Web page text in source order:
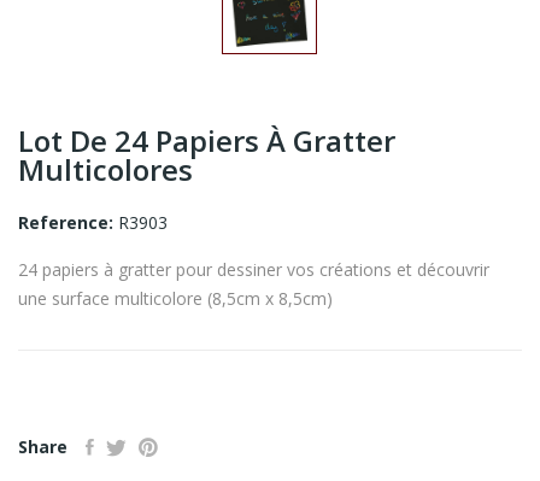
Lot De 24 Papiers À Gratter
Multicolores
Reference: R3903
24 papiers à gratter pour dessiner vos créations et découvrir
une surface multicolore (8,5cm x 8,5cm)
Share